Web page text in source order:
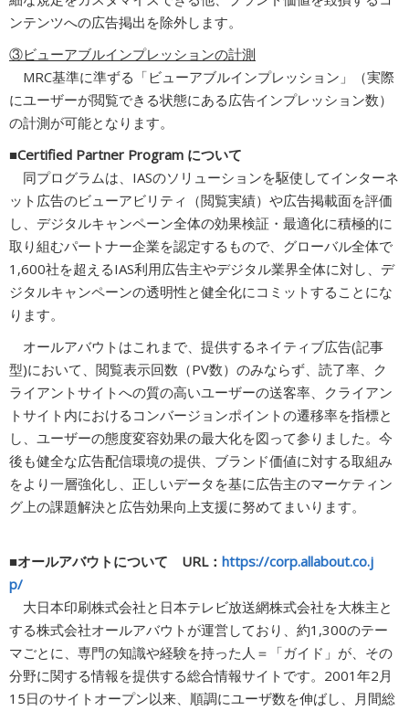
ンテンツへの広告掲出を除外します。
③ビューアブルインプレッションの計測
MRC基準に準ずる「ビューアブルインプレッション」（実際
にユーザーが閲覧できる状態にある広告インプレッション数）
の計測が可能となります。
■Certified Partner Program について
同プログラムは、IASのソリューションを駆使してインターネ
ット広告のビューアビリティ（閲覧実績）や広告掲載面を評価
し、デジタルキャンペーン全体の効果検証・最適化に積極的に
取り組むパートナー企業を認定するもので、グローバル全体で
1,600社を超えるIAS利用広告主やデジタル業界全体に対し、デ
ジタルキャンペーンの透明性と健全化にコミットすることにな
ります。
オールアバウトはこれまで、提供するネイティブ広告(記事
型)において、閲覧表示回数（PV数）のみならず、読了率、ク
ライアントサイトへの質の高いユーザーの送客率、クライアン
トサイト内におけるコンバージョンポイントの遷移率を指標と
し、ユーザーの態度変容効果の最大化を図って参りました。今
後も健全な広告配信環境の提供、ブランド価値に対する取組み
をより一層強化し、正しいデータを基に広告主のマーケティン
グ上の課題解決と広告効果向上支援に努めてまいります。
■オールアバウトについて URL： https://corp.allabout.co.j
p/
大日本印刷株式会社と日本テレビ放送網株式会社を大株主と
する株式会社オールアバウトが運営しており、約1,300のテー
マごとに、専門の知識や経験を持った人＝「ガイド」が、その
分野に関する情報を提供する総合情報サイトです。2001年2月
15日のサイトオープン以来、順調にユーザ数を伸ばし、月間総